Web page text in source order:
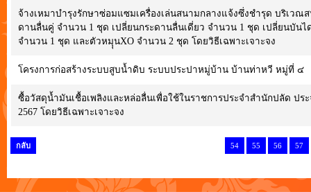
จ้างเหมาบำรุงรักษาซ่อมแซมเครื่องเล่นสนามกลางแจ้งซึ่งชำรุด บริเวณ
ดานลื่นคู่ จำนวน 1 ชุด เปลี่ยนกระดานลื่นเดี่ยว จำนวน 1 ชุด เปลี่ยนบันไ
จำนวน 1 ชุด และตัวหมุุนXO จำนวน 2 ชุด โดยวิธีเฉพาะเจาะจง
โครงการก่อสร้างระบบสูบน้ำดิบ ระบบประปาหมู่บ้าน บ้านท่าหวี หมู่ที่ ๔
ซื้อวัสดุน้ำมันเชื้อเพลิงและหล่อลื่นเพื่อใช้ในราชการประจำสำนักปลัด ป
2567 โดยวิธีเฉพาะเจาะจง
กลับ 54 55 56 57